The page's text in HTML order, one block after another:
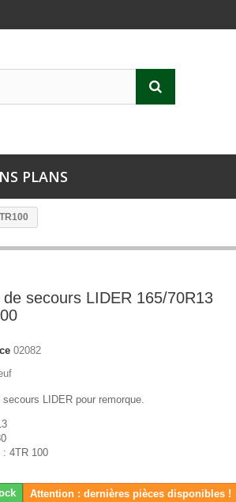
PLANS
de secours LIDER 165/70R13
02082
secours LIDER pour remorque.
: 4TR 100
Attention : dernières pièces disponibles !